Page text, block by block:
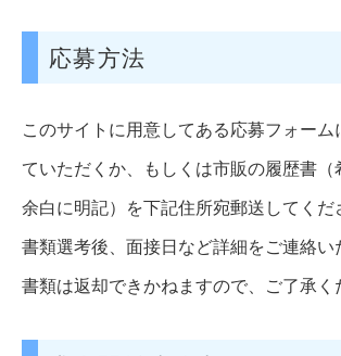
応募方法
このサイトに用意してある応募フォーム
ていただくか、もしくは市販の履歴書
余白に明記）を下記住所宛郵送してくだ
書類選考後、面接日など詳細をご連絡い
書類は返却できかねますので、ご了承く